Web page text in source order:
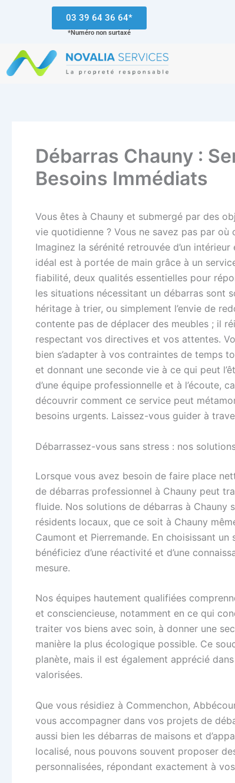
03 39 64 36 64*
*Numéro non surtaxé
Débarras Chauny :
Besoins Immédiats
Vous êtes à Chauny et submergé par des
vie quotidienne ? Vous ne savez pas par
Imaginez la sérénité retrouvée d’un
idéal est à portée de main grâce à un
fiabilité, deux qualités essentielles pour
les situations nécessitant un débarras sont
héritage à trier, ou simplement l’envie de
contente pas de déplacer des meubles ; il
respectant vos directives et vos attentes.
bien s’adapter à vos contraintes de temps
et donnant une seconde vie à ce qui peut
d’une équipe professionnelle et à l’écoute,
découvrir comment ce service peut
besoins urgents. Laissez-vous guider à
Débarrassez-vous sans stress : nos
Lorsque vous avez besoin de faire place
de débarras professionnel à Chauny peut
fluide. Nos solutions de débarras à Chauny
résidents locaux, que ce soit à Chauny
Caumont et Pierremande. En choisissant
bénéficiez d’une réactivité et d’une
mesure.
Nos équipes hautement qualifiées
et consciencieuse, notamment en ce qui
traiter vos biens avec soin, à donner une
manière la plus écologique possible. Ce
planète, mais il est également apprécié
valorisées.
Que vous résidiez à Commenchon,
vous accompagner dans vos projets de
aussi bien les débarras de maisons et
localisé, nous pouvons souvent proposer
personnalisées, répondant exactement à